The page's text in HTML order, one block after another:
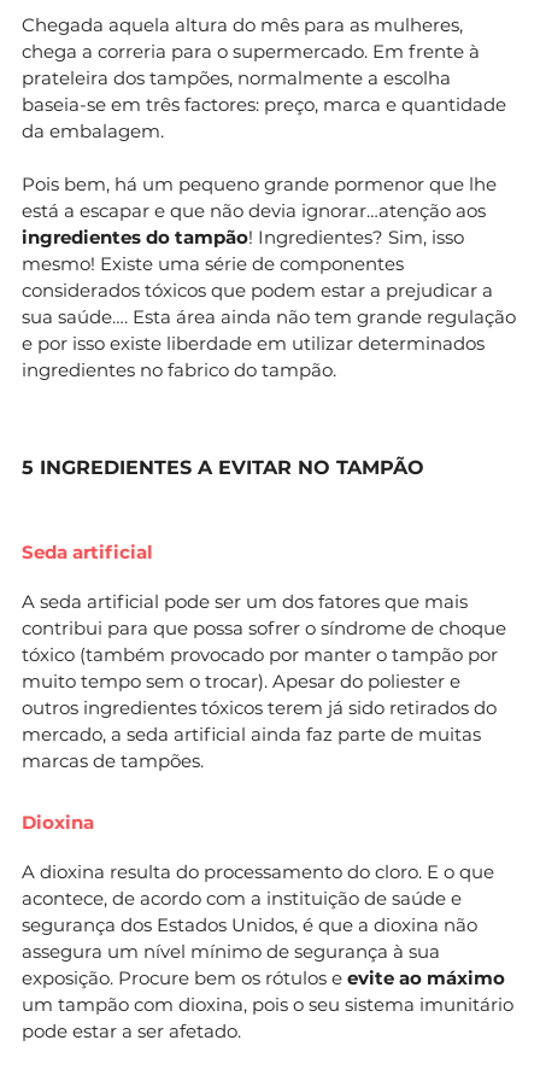
Chegada aquela altura do mês para as mulheres,
chega a correria para o supermercado. Em frente à
prateleira dos tampões, normalmente a escolha
baseia-se em três factores: preço, marca e quantidade
da embalagem.
Pois bem, há um pequeno grande pormenor que lhe
está a escapar e que não devia ignorar…atenção aos
ingredientes do tampão! Ingredientes? Sim, isso
mesmo! Existe uma série de componentes
considerados tóxicos que podem estar a prejudicar a
sua saúde…. Esta área ainda não tem grande regulação
e por isso existe liberdade em utilizar determinados
ingredientes no fabrico do tampão.
5 INGREDIENTES A EVITAR NO TAMPÃO
Seda artificial
A seda artificial pode ser um dos fatores que mais
contribui para que possa sofrer o síndrome de choque
tóxico (também provocado por manter o tampão por
muito tempo sem o trocar). Apesar do poliester e
outros ingredientes tóxicos terem já sido retirados do
mercado, a seda artificial ainda faz parte de muitas
marcas de tampões.
Dioxina
A dioxina resulta do processamento do cloro. E o que
acontece, de acordo com a instituição de saúde e
segurança dos Estados Unidos, é que a dioxina não
assegura um nível mínimo de segurança à sua
exposição. Procure bem os rótulos e evite ao máximo
um tampão com dioxina, pois o seu sistema imunitário
pode estar a ser afetado.